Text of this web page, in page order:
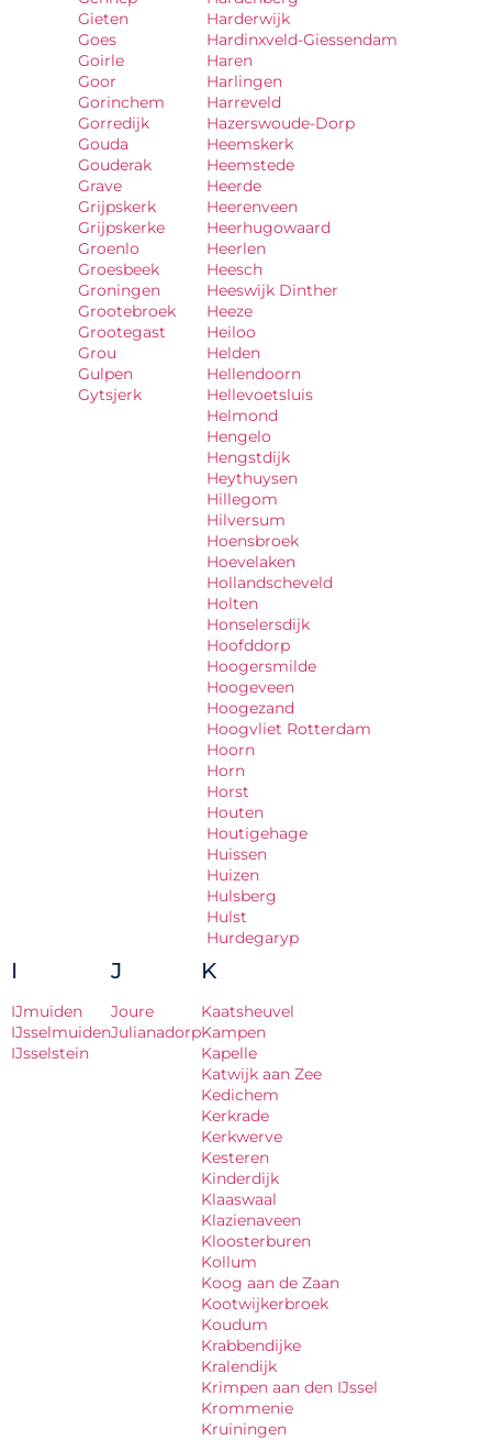
Gieten
Goes
Goirle
Goor
Gorinchem
Gorredijk
Gouda
Gouderak
Grave
Grijpskerk
Grijpskerke
Groenlo
Groesbeek
Groningen
Grootebroek
Grootegast
Grou
Gulpen
Gytsjerk
Harderwijk
Hardinxveld-Giessendam
Haren
Harlingen
Harreveld
Hazerswoude-Dorp
Heemskerk
Heemstede
Heerde
Heerenveen
Heerhugowaard
Heerlen
Heesch
Heeswijk Dinther
Heeze
Heiloo
Helden
Hellendoorn
Hellevoetsluis
Helmond
Hengelo
Hengstdijk
Heythuysen
Hillegom
Hilversum
Hoensbroek
Hoevelaken
Hollandscheveld
Holten
Honselersdijk
Hoofddorp
Hoogersmilde
Hoogeveen
Hoogezand
Hoogvliet Rotterdam
Hoorn
Horn
Horst
Houten
Houtigehage
Huissen
Huizen
Hulsberg
Hulst
Hurdegaryp
I
IJmuiden
IJsselmuiden
IJsselstein
J
Joure
Julianadorp
K
Kaatsheuvel
Kampen
Kapelle
Katwijk aan Zee
Kedichem
Kerkrade
Kerkwerve
Kesteren
Kinderdijk
Klaaswaal
Klazienaveen
Kloosterburen
Kollum
Koog aan de Zaan
Kootwijkerbroek
Koudum
Krabbendijke
Kralendijk
Krimpen aan den IJssel
Krommenie
Kruiningen